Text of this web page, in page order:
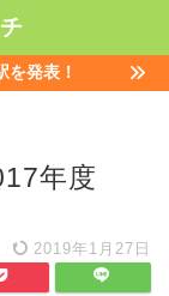
を発表！
年度
2019年1月27日